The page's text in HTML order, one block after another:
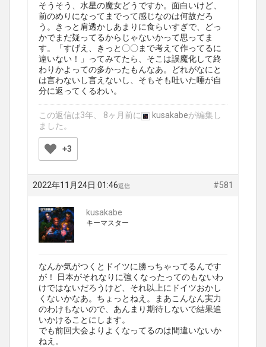
そうそう、水星の魔女どうですか。面白いけど、
前のめりになってまでって感じなのは何故だろ
う。きっと肩透かしあまりに食らいすぎで、どっ
かでまだ疑ってるからじゃないかって思ってま
す。「すげえ、きっと〇〇まで考えて作ってるに
違いない！」ってみてたら、そこは誤魔化して終
わりかよっての多かったもんなあ。どれがなにと
は言わないし言えないし、そもそも吐いた唾が自
分に返ってくるわい。
この返信は3年、 8ヶ月前に kusakabeが編集し
ました。
+3
2022年11月24日 01:46 #581
返信
kusakabe
キーマスター
なんか気がつくとドイツに勝っちゃってるんです
が！ 日本がそれなりに強くなったってのもないわ
けではないだろうけど、それ以上にドイツおかし
くないかなあ。ちょっとねえ。まあこんなん実力
のわけもないので、あんまり期待しないで結果追
いかけることにします。
でも前回大会よりよくなってるのは間違いないか
ねえ。